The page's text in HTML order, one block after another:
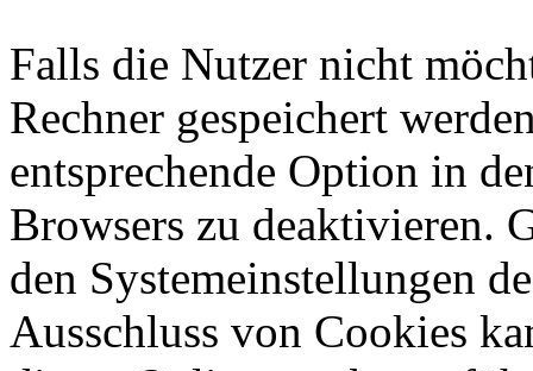
Falls die Nutzer nicht
Rechner gespeichert
entsprechende Option in
Browsers zu deaktivieren.
den Systemeinstellungen
Ausschluss von Cookies